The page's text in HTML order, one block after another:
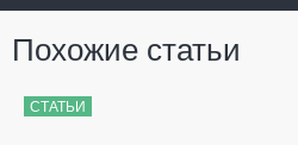
Похожие статьи
СТАТЬИ